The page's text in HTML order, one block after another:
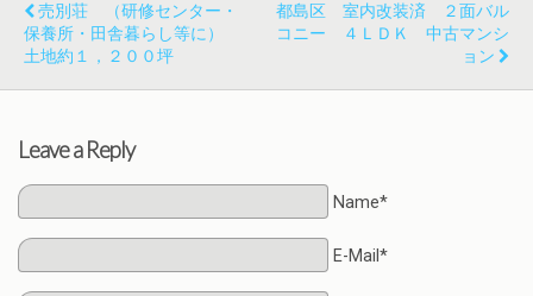
売別荘 （研修センター・
保養所・田舎暮らし等に）
土地約１，２００坪
都島区 室内改装済 ２面バル
コニー ４ＬＤＫ 中古マンシ
ョン
Leave a Reply
Name*
E-Mail*